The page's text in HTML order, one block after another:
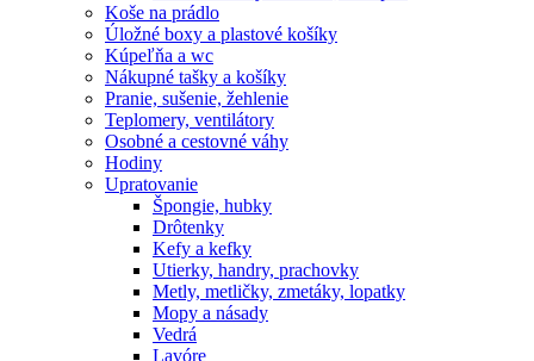
Koše na prádlo
Úložné boxy a plastové košíky
Kúpeľňa a wc
Nákupné tašky a košíky
Pranie, sušenie, žehlenie
Teplomery, ventilátory
Osobné a cestovné váhy
Hodiny
Upratovanie
Špongie, hubky
Drôtenky
Kefy a kefky
Utierky, handry, prachovky
Metly, metličky, zmetáky, lopatky
Mopy a násady
Vedrá
Lavóre